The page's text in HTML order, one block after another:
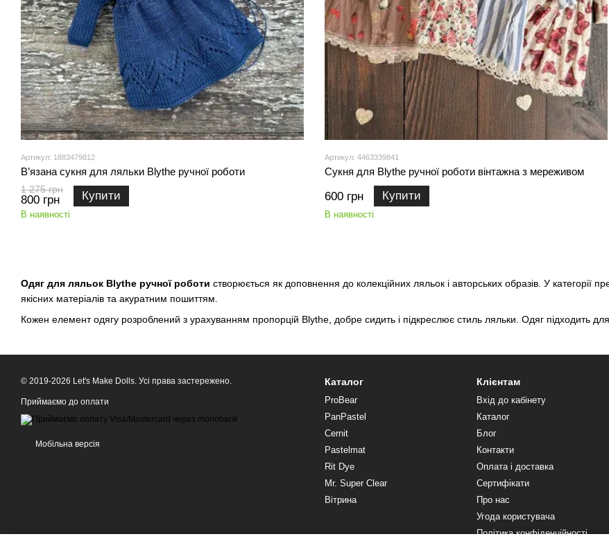
Одяг для ляльок Blythe ручної роботи створюється як доповнення до колекційних ляльок і авторських образів. У категорії
якісних матеріалів та акуратним пошиттям.
Кожен елемент одягу розроблений з урахуванням пропорцій Blythe, добре сидить і підкреслює стиль ляльки. Одяг підходить
Артикул: 1883479812
В’язана сукня для ляльки Blythe ручної роботи
1 275 грн
800 грн Купити
В наявності
Артикул: 4463339841
Сукня для Blythe ручної роботи вінтажна з мереживом
600 грн Купити
В наявності
© 2019-2026 Let's Make Dolls. Усі права застережено.
Приймаємо до оплати
Мобільна версія
Каталог
ProBear
PanPastel
Cernit
Pastelmat
Rit Dye
Mr. Super Clear
Вітрина
Клієнтам
Вхід до кабінету
Каталог
Блог
Контакти
Оплата і доставка
Сертифікати
Про нас
Угода користувача
Політика конфіденційності